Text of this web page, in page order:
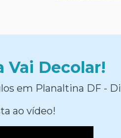
Vai Decolar!
em Planaltina DF -
ao vídeo!